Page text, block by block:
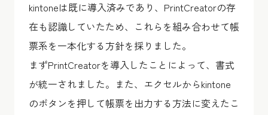
kintoneは既に導入済みであり、PrintCreatorの存
在も認識していたため、これらを組み合わせて帳
票系を一本化する方針を採りました。
まずPrintCreatorを導入したことによって、書式
が統一されました。また、エクセルからkintone
のボタンを押して帳票を出力する方法に変えたこ